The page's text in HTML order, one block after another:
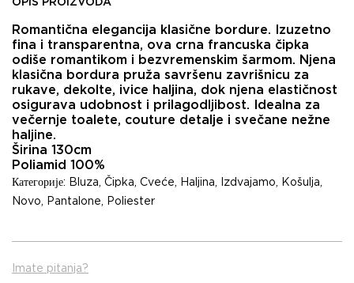
OPIS PROIZVODA
Romantična elegancija klasične bordure. Izuzetno
fina i transparentna, ova crna francuska čipka
odiše romantikom i bezvremenskim šarmom. Njena
klasična bordura pruža savršenu zavrišnicu za
rukave, dekolte, ivice haljina, dok njena elastičnost
osigurava udobnost i prilagodljibost. Idealna za
večernje toalete, couture detalje i svečane nežne
haljine.
Širina 130cm
Poliamid 100%
Категорије: Bluza, Čipka, Cveće, Haljina, Izdvajamo, Košulja,
Novo, Pantalone, Poliester
Imate pitanja?